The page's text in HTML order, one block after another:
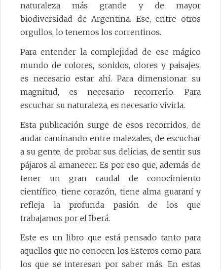
DESTINO TURÍSTICO
INFORMACIÓN
CONTACTO
naturaleza más grande y de mayor
biodiversidad de Argentina. Ese, entre otros
orgullos, lo tenemos los correntinos.
Para entender la complejidad de ese mágico
mundo de colores, sonidos, olores y paisajes,
es necesario estar ahí. Para dimensionar su
magnitud, es necesario recorrerlo. Para
escuchar su naturaleza, es necesario vivirla.
Esta publicación surge de esos recorridos, de
andar caminando entre malezales, de escuchar
a su gente, de probar sus delicias, de sentir sus
pájaros al amanecer. Es por eso que, además de
tener un gran caudal de conocimiento
científico, tiene corazón, tiene alma guaraní y
refleja la profunda pasión de los que
trabajamos por el Iberá.
Este es un libro que está pensado tanto para
aquellos que no conocen los Esteros como para
los que se interesan por saber más. En estas